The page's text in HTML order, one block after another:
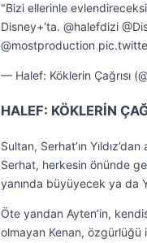
"Bizi ellerinle
Disney+'ta. @halefdizi
@mostproduction
— Halef: Köklerin Çağrısı
HALEF: KÖKLERİN
Sultan, Serhat’ın
Serhat, herkesin önünde
yanında büyüyecek ya da
Öte yandan Ayten’in,
olmayan Kenan, özgürlüğü